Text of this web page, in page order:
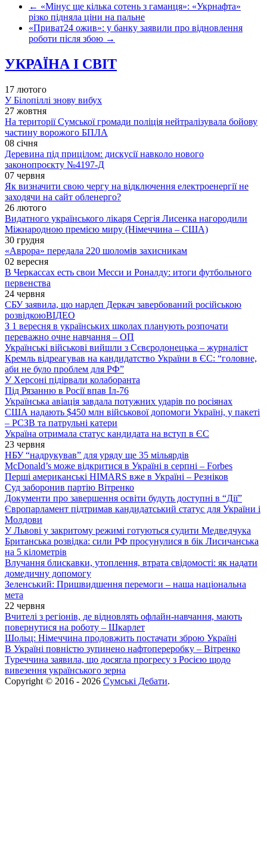
← «Мінус ще кілька сотень з гаманця»: «Укрнафта»
різко підняла ціни на пальне
«Приват24 ожив»: у банку заявили про відновлення
роботи після збою →
УКРАЇНА І СВІТ
17 лютого
У Білопіллі знову вибух
27 жовтня
На території Сумської громади поліція нейтралізувала бойову
частину ворожого БПЛА
08 січня
Деревина під прицілом: дискусії навколо нового
законопроєкту №4197-Д
07 червня
Як визначити свою чергу на відключення електроенергії не
заходячи на сайт обленерго?
26 лютого
Видатного українського лікаря Сергія Лисенка нагородили
Міжнародною премією миру (Німеччина – США)
30 грудня
«Аврора» передала 220 шоломів захисникам
02 вересня
В Черкассах есть свои Месси и Роналду: итоги футбольного
первенства
24 червня
СБУ заявила, що нардеп Деркач завербований російською
розвідкоюВІДЕО
З 1 вересня в українських школах планують розпочати
переважно очне навчання – ОП
Українські військові вийшли з Сєвєродонецька – журналіст
Кремль відреагував на кандидатство України в ЄС: “головне,
аби не було проблем для РФ”
У Херсоні підірвали колаборанта
Під Рязанню в Росії впав Іл-76
Українська авіація завдала потужних ударів по росіянах
США надають $450 млн військової допомоги Україні, у пакеті
– РСЗВ та патрульні катери
Україна отримала статус кандидата на вступ в ЄС
23 червня
НБУ “надрукував” для уряду ще 35 мільярдів
McDonald’s може відкритися в Україні в серпні – Forbes
Перші американські HIMARS вже в Україні – Резніков
Суд заборонив партію Вітренко
Документи про завершення освіти будуть доступні в “Дії”
Європарламент підтримав кандидатський статус для України і
Молдови
У Львові у закритому режимі готуються судити Медведчука
Британська розвідка: сили РФ просунулися в бік Лисичанська
на 5 кілометрів
Влучання блискавки, утоплення, втрата свідомості: як надати
домедичну допомогу
Зеленський: Пришвидшення перемоги – наша національна
мета
22 червня
Вчителі з регіонів, де відновлять офлайн-навчання, мають
повернутися на роботу – Шкарлет
Шольц: Німеччина продовжить постачати зброю Україні
В Україні повністю зупинено нафтопереробку – Вітренко
Туреччина заявила, що досягла прогресу з Росією щодо
вивезення українського зерна
Copyright © 2016 - 2026 Сумські Дебати.